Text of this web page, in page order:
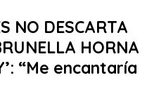
NO DESCARTA
HORNA
“Me encantaría